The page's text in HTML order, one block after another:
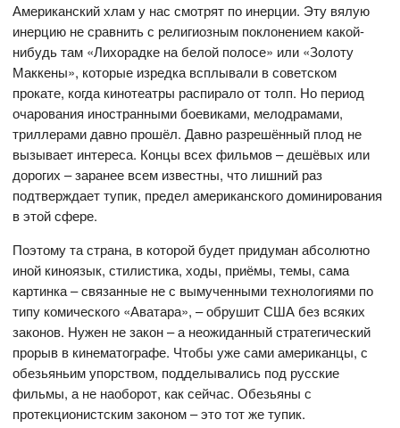
Американский хлам у нас смотрят по инерции. Эту вялую
инерцию не сравнить с религиозным поклонением какой-
нибудь там «Лихорадке на белой полосе» или «Золоту
Маккены», которые изредка всплывали в советском
прокате, когда кинотеатры распирало от толп. Но период
очарования иностранными боевиками, мелодрамами,
триллерами давно прошёл. Давно разрешённый плод не
вызывает интереса. Концы всех фильмов – дешёвых или
дорогих – заранее всем известны, что лишний раз
подтверждает тупик, предел американского доминирования
в этой сфере.
Поэтому та страна, в которой будет придуман абсолютно
иной киноязык, стилистика, ходы, приёмы, темы, сама
картинка – связанные не с вымученными технологиями по
типу комического «Аватара», – обрушит США без всяких
законов. Нужен не закон – а неожиданный стратегический
прорыв в кинематографе. Чтобы уже сами американцы, с
обезьяньим упорством, подделывались под русские
фильмы, а не наоборот, как сейчас. Обезьяны с
протекционистским законом – это тот же тупик.